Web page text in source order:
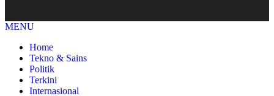
MENU
Home
Tekno & Sains
Politik
Terkini
Internasional